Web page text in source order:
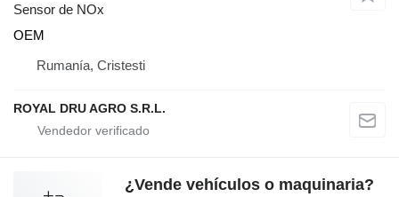
Sensor de NOx
OEM
Rumanía, Cristesti
ROYAL DRU AGRO S.R.L.
¿Vende vehículos o maquinaria?